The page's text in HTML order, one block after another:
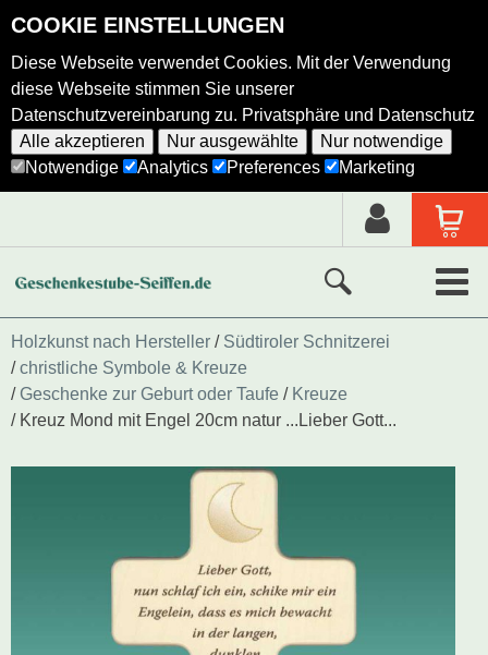
COOKIE EINSTELLUNGEN
Diese Webseite verwendet Cookies. Mit der Verwendung
diese Webseite stimmen Sie unserer
Datenschutzvereinbarung zu. Privatsphäre und Datenschutz
Alle akzeptieren
Nur ausgewählte
Nur notwendige
Notwendige
Analytics Preferences Marketing
Neue Produkte
Ausgewählte Produkte
Räucherfiguren
Holzkunst nach Hersteller
Südtiroler Schnitzerei
christliche Symbole & Kreuze
Geschenke zur Geburt oder Taufe
Kreuze
Kreuz Mond mit Engel 20cm natur ...Lieber Gott...